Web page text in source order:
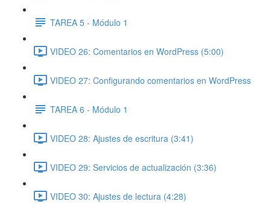
TAREA 5 - Módulo 1
VIDEO 26: Comentarios en WordPress (5:00)
VIDEO 27: Configurando comentarios en WordPress
TAREA 6 - Módulo 1
VIDEO 28: Ajustes de escritura (3:41)
VIDEO 29: Servicios de actualización (3:36)
VIDEO 30: Ajustes de lectura (4:28)